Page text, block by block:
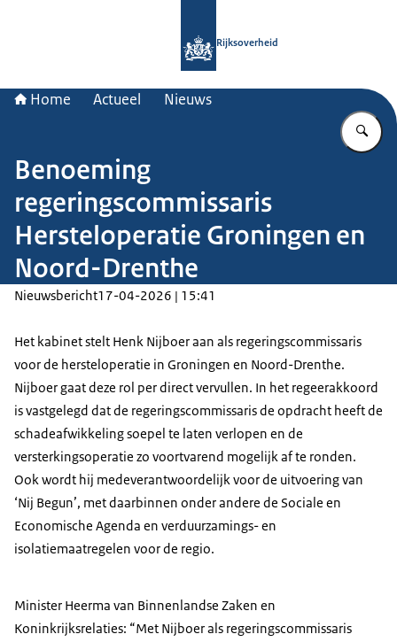
Rijksoverheid
Home Actueel Nieuws
Benoeming
regeringscommissaris
Hersteloperatie Groningen en
Noord-Drenthe
Nieuwsbericht17-04-2026 | 15:41
Het kabinet stelt Henk Nijboer aan als regeringscommissaris
voor de hersteloperatie in Groningen en Noord-Drenthe.
Nijboer gaat deze rol per direct vervullen. In het regeerakkoord
is vastgelegd dat de regeringscommissaris de opdracht heeft de
schadeafwikkeling soepel te laten verlopen en de
versterkingsoperatie zo voortvarend mogelijk af te ronden.
Ook wordt hij medeverantwoordelijk voor de uitvoering van
‘Nij Begun’, met daarbinnen onder andere de Sociale en
Economische Agenda en verduurzamings- en
isolatiemaatregelen voor de regio.
Minister Heerma van Binnenlandse Zaken en
Koninkrijksrelaties: “Met Nijboer als regeringscommissaris